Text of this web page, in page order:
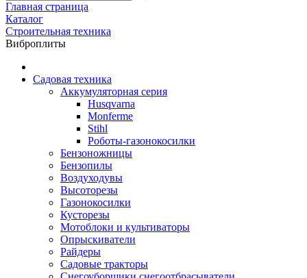
Главная страница
Каталог
Строительная техника
Виброплиты
Садовая техника
Аккумуляторная серия
Husqvarna
Monferme
Stihl
Роботы-газонокосилки
Бензоножницы
Бензопилы
Воздухо­дувы
Высоторезы
Газонокосилки
Кусторезы
Мотоблоки и культиваторы
Опрыскиватели
Райдеры
Садовые тракторы